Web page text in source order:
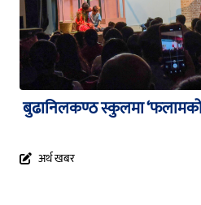
बुढानिलकण्ठ स्कुलमा
अर्थ खबर